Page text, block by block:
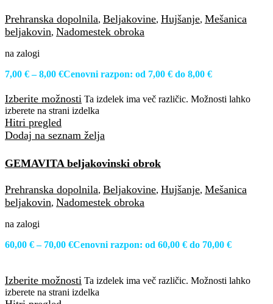
Prehranska dopolnila, Beljakovine, Hujšanje, Mešanica
beljakovin, Nadomestek obroka
na zalogi
7,00 € – 8,00 €Cenovni razpon: od 7,00 € do 8,00 €
Izberite možnosti Ta izdelek ima več različic. Možnosti lahko
izberete na strani izdelka
Hitri pregled
Dodaj na seznam želja
GEMAVITA beljakovinski obrok
Prehranska dopolnila, Beljakovine, Hujšanje, Mešanica
beljakovin, Nadomestek obroka
na zalogi
60,00 € – 70,00 €Cenovni razpon: od 60,00 € do 70,00 €
Izberite možnosti Ta izdelek ima več različic. Možnosti lahko
izberete na strani izdelka